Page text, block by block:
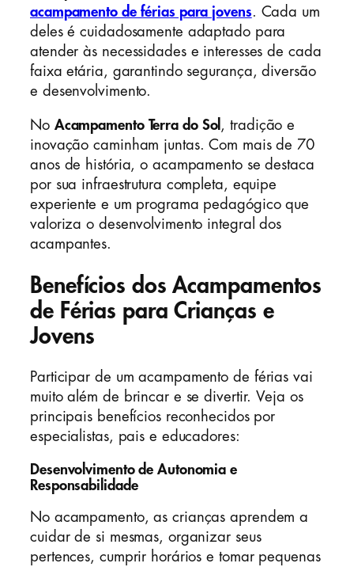
acampamento de férias para jovens . Cada um
deles é cuidadosamente adaptado para
atender às necessidades e interesses de cada
faixa etária, garantindo segurança, diversão
e desenvolvimento.
No Acampamento Terra do Sol , tradição e
inovação caminham juntas. Com mais de 70
anos de história, o acampamento se destaca
por sua infraestrutura completa, equipe
experiente e um programa pedagógico que
valoriza o desenvolvimento integral dos
acampantes.
Benefícios dos Acampamentos
de Férias para Crianças e
Jovens
Participar de um acampamento de férias vai
muito além de brincar e se divertir. Veja os
principais benefícios reconhecidos por
especialistas, pais e educadores:
Desenvolvimento de Autonomia e
Responsabilidade
No acampamento, as crianças aprendem a
cuidar de si mesmas, organizar seus
pertences, cumprir horários e tomar pequenas